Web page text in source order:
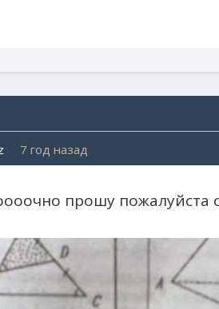
7 год назад
прошу пожалуйста